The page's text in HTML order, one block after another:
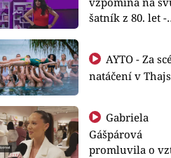
šatník z 80. let -
natáčení v
Gabriela
Gášpárová
promluvila o